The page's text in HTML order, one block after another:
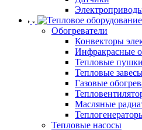
Обогреватели
Конвекторы
Инфракрасные
Тепловые пушки
Тепловые
Газовые
Масляные
Тепловые насосы